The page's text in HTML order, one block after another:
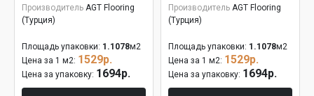
Производитель AGT Flooring
(Турция)
Площадь упаковки: 1.1078м2
Цена за 1 м2: 1529р.
Цена за упаковку: 1694р.
Производитель AGT Flooring
(Турция)
Площадь упаковки: 1.1078м2
Цена за 1 м2: 1529р.
Цена за упаковку: 1694р.